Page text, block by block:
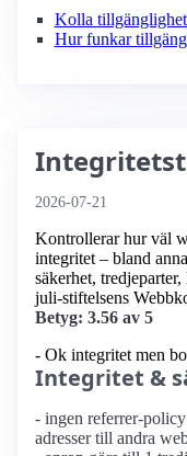
Kolla
Hur funkar
2026-07-21
Kontrollerar hur väl
integritet – bland
säkerhet,
juli-stiftelsens
Betyg: 3.56 av 5
- Ok integritet men
Integritet &
- ingen referrer-
adresser till andra